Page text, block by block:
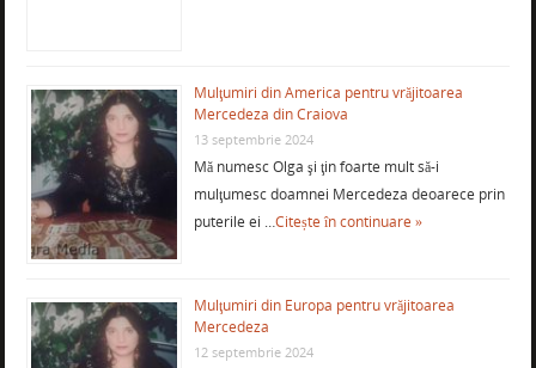
Mulţumiri din America pentru vrăjitoarea
Mercedeza din Craiova
13 septembrie 2024
Mă numesc Olga şi ţin foarte mult să-i
mulţumesc doamnei Mercedeza deoarece prin
puterile ei …Citește în continuare »
Mulţumiri din Europa pentru vrăjitoarea
Mercedeza
12 septembrie 2024